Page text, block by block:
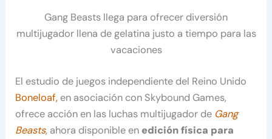
Gang Beasts llega para ofrecer diversión
multijugador llena de gelatina justo a tiempo para las
vacaciones
El estudio de juegos independiente del Reino Unido
Boneloaf, en asociación con Skybound Games,
ofrece acción en las luchas multijugador de Gang
Beasts, ahora disponible en edición física para